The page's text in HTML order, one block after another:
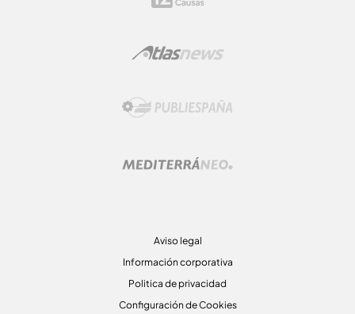
Aviso legal
Información corporativa
Politica de privacidad
Configuración de Cookies